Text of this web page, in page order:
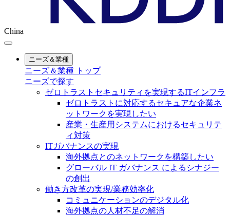
China
ニーズ＆業種
ニーズ＆業種 トップ
ニーズで探す
ゼロトラストセキュリティを実現するITインフラ
ゼロトラストに対応するセキュアな企業ネ
ットワークを実現したい
産業・生産用システムにおけるセキュリテ
ィ対策
ITガバナンスの実現
海外拠点とのネットワークを構築したい
グローバル IT ガバナンス によるシナジー
の創出
働き方改革の実現/業務効率化
コミュニケーションのデジタル化
海外拠点の人材不足の解消